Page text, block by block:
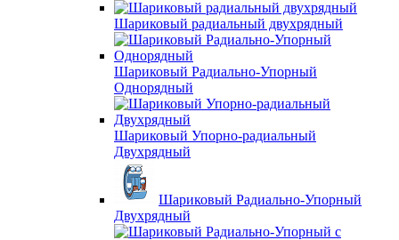
Шариковый радиальный двухрядный
Шариковый Радиально-Упорный
Однорядный
Шариковый Упорно-радиальный
Двухрядный
Шариковый Радиально-Упорный
Двухрядный